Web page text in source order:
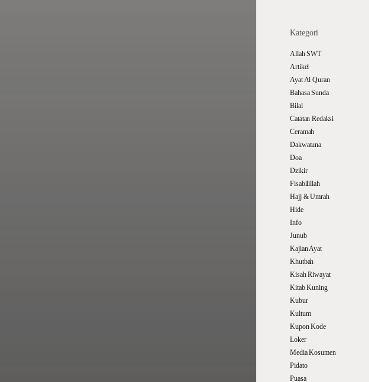
Kategori
Allah SWT
Artikel
Ayat Al Quran
Bahasa Sunda
Bilal
Catatan Redaksi
Ceramah
Dakwatuna
Doa
Dzikir
Fisabilillah
Hajj & Umrah
Hide
Info
Junub
Kajian Ayat
Khutbah
Kisah Riwayat
Kitab Kuning
Kubur
Kultum
Kupon Kode
Loker
Media Kosumen
Pidato
Puasa